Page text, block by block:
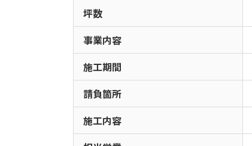
坪数
事業内容
施工期間
請負箇所
施工内容